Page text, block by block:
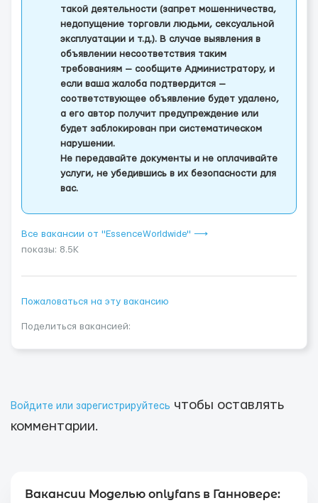
такой деятельности (запрет мошенничества,
недопущение торговли людьми, сексуальной
эксплуатации и т.д.). В случае выявления в
объявлении несоответствия таким
требованиям — сообщите Администратору, и
если ваша жалоба подтвердится —
соответствующее объявление будет удалено,
а его автор получит предупреждение или
будет заблокирован при систематическом
нарушении.
Не передавайте документы и не оплачивайте
услуги, не убедившись в их безопасности для
вас.
Все вакансии от "EssenceWorldwide" ⟶
показы: 8.5K
Пожаловаться на эту вакансию
Поделиться вакансией:
Войдите или зарегистрируйтесь чтобы оставлять
комментарии.
Вакансии Моделью onlyfans в Ганновере: